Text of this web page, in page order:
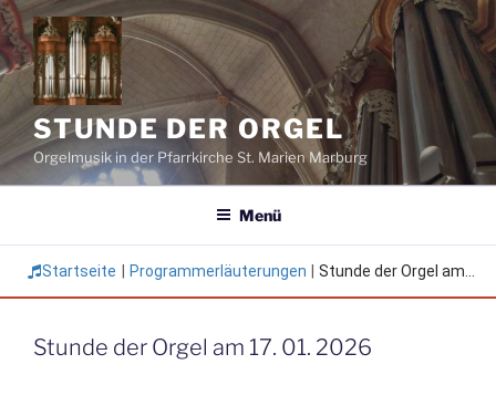
Zum
Inhalt
springen
STUNDE DER ORGEL
Orgelmusik in der Pfarrkirche St. Marien Marburg
Menü
Startseite Programmerläuterungen Stunde der Orgel am...
Stunde der Orgel am 17. 01. 2026